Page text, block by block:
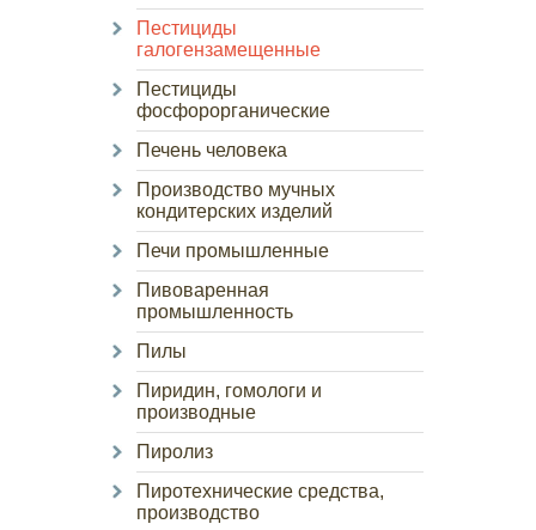
Пестициды
галогензамещенные
Пестициды
фосфорорганические
Печень человека
Производство мучных
кондитерских изделий
Печи промышленные
Пивоваренная
промышленность
Пилы
Пиридин, гомологи и
производные
Пиролиз
Пиротехнические средства,
производство